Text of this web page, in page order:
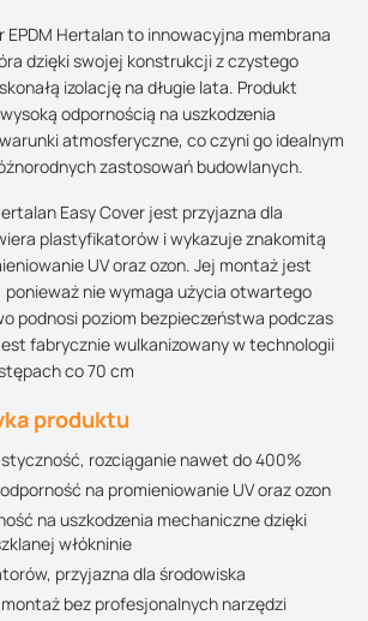
EPDM Hertalan to innowacyjna membrana
dzięki swojej konstrukcji z czystego
izolację na długie lata. Produkt
odpornością na uszkodzenia
atmosferyczne, co czyni go idealnym
zastosowań budowlanych.
Easy Cover jest przyjazna dla
plastyfikatorów i wykazuje znakomitą
UV oraz ozon. Jej montaż jest
ponieważ nie wymaga użycia otwartego
podnosi poziom bezpieczeństwa podczas
fabrycznie wulkanizowany w technologii
co 70 cm
produktu
rozciąganie nawet do 400%
na promieniowanie UV oraz ozon
na uszkodzenia mechaniczne dzięki
włókninie
przyjazna dla środowiska
bez profesjonalnych narzędzi